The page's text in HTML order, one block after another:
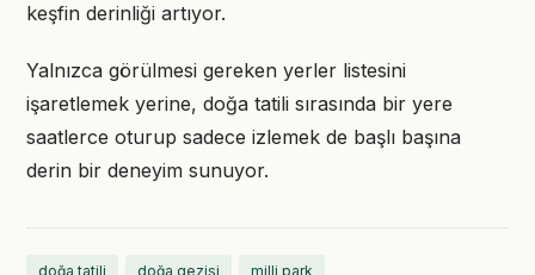
keşfin derinliği artıyor.
Yalnızca görülmesi gereken yerler listesini
işaretlemek yerine, doğa tatili sırasında bir yere
saatlerce oturup sadece izlemek de başlı başına
derin bir deneyim sunuyor.
doğa tatili doğa gezisi milli park